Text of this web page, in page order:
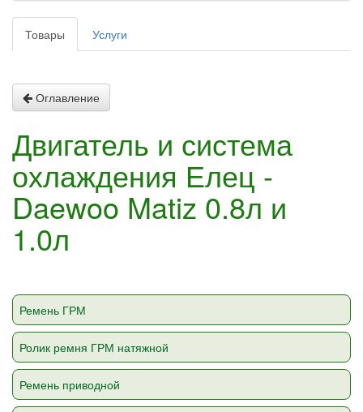
Товары Услуги
Оглавление
Двигатель и система
охлаждения Елец -
Daewoo Matiz 0.8л и
1.0л
Ремень ГРМ
Ролик ремня ГРМ натяжной
Ремень приводной